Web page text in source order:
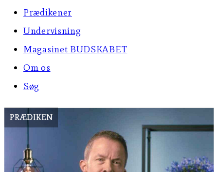
Prædikener
Undervisning
Magasinet BUDSKABET
Om os
Søg
PRÆDIKEN